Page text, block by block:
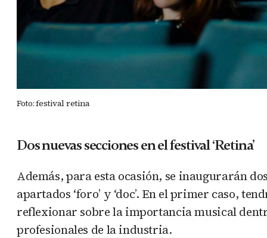
Foto: festival retina
Dos nuevas secciones en el festival ‘Retina’
Además, para esta ocasión, se inaugurarán
apartados ‘foro’ y ‘doc’. En el primer caso,
reflexionar sobre la importancia musical
profesionales de la industria.